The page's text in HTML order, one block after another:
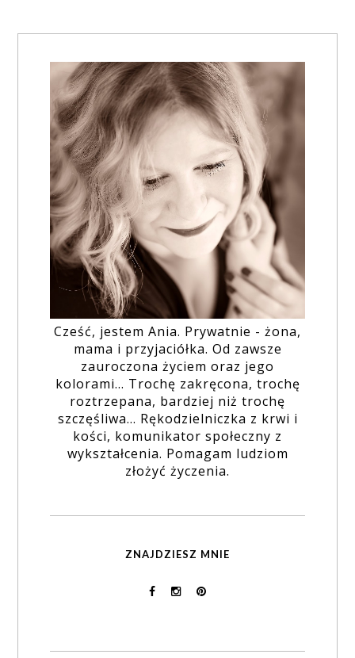
Cześć, jestem Ania. Prywatnie - żona,
mama i przyjaciółka. Od zawsze
zauroczona życiem oraz jego
kolorami... Trochę zakręcona, trochę
roztrzepana, bardziej niż trochę
szczęśliwa... Rękodzielniczka z krwi i
kości, komunikator społeczny z
wykształcenia. Pomagam ludziom
złożyć życzenia.
ZNAJDZIESZ MNIE